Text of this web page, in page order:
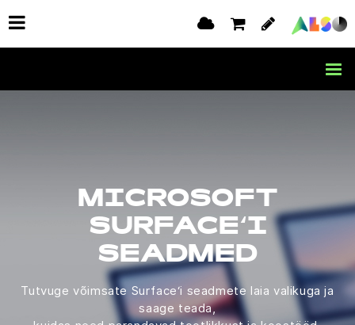
MICROSOFT
SURFACE‘I
SEADMED
Tutvuge võimsate Surface‘i seadmete laia valikuga ja
saage teada,